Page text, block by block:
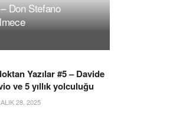
Don Stefano
Yazılar #5 – Davide
ve 5 yıllık yolculuğu
28, 2025